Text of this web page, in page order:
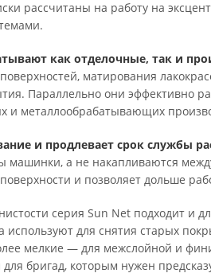
рассчитаны на работу на
как отделочные, так и
матирования
Параллельно они эффективно
и металлообрабатывающих
и продлевает срок службы
машинки, а не накапливаются
и позволяет дольше
серия Sun Net подходит и
используют для снятия старых
мелкие — для межслойной и
бригад, которым нужен